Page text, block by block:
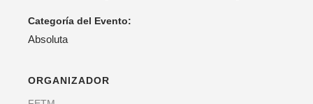
Categoría del Evento:
Absoluta
ORGANIZADOR